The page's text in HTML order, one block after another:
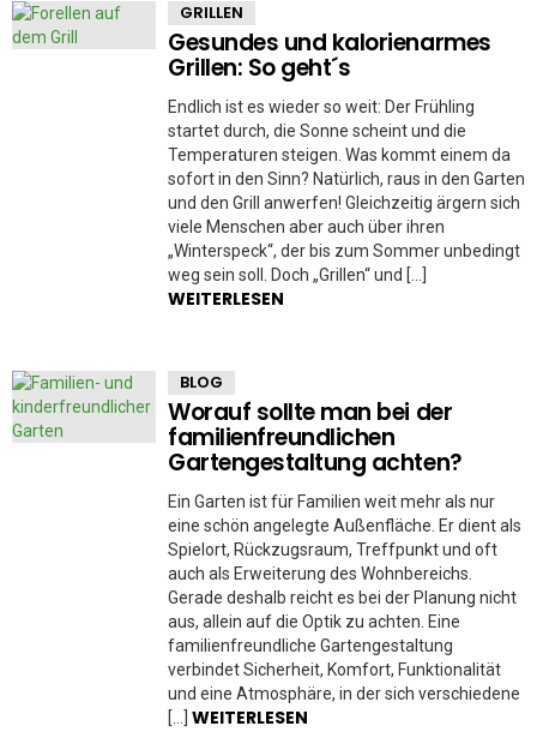
GRILLEN
Gesundes und kalorienarmes
Grillen: So geht´s
Endlich ist es wieder so weit: Der Frühling
startet durch, die Sonne scheint und die
Temperaturen steigen. Was kommt einem da
sofort in den Sinn? Natürlich, raus in den Garten
und den Grill anwerfen! Gleichzeitig ärgern sich
viele Menschen aber auch über ihren
„Winterspeck“, der bis zum Sommer unbedingt
weg sein soll. Doch „Grillen“ und […]
WEITERLESEN
BLOG
Worauf sollte man bei der
familienfreundlichen
Gartengestaltung achten?
Ein Garten ist für Familien weit mehr als nur
eine schön angelegte Außenfläche. Er dient als
Spielort, Rückzugsraum, Treffpunkt und oft
auch als Erweiterung des Wohnbereichs.
Gerade deshalb reicht es bei der Planung nicht
aus, allein auf die Optik zu achten. Eine
familienfreundliche Gartengestaltung
verbindet Sicherheit, Komfort, Funktionalität
und eine Atmosphäre, in der sich verschiedene
[…] WEITERLESEN